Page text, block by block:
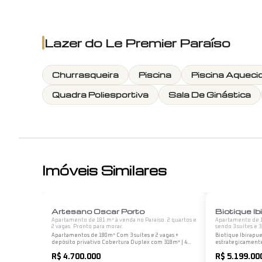
Lazer do Le Premier Paraíso
Churrasqueira Piscina Piscina
Quadra Poliesportiva
Sala De Ginástica
Imóveis Similares
Artesano Oscar Porto
Apartamento de 181 m² à venda no Paraíso. 2 quartos e
2 vagas. Pronto para morar.
Apartamentos de 180m² Com 3 suítes e 2 vagas +
depósito privativo Cobertura Duplex com 318m² | 4
R$ 4.700.000
Biotique
Apartamento de
sendo 3 suítes e
Biotique
e duas torres
R$